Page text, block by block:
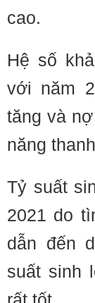
cao.
Hệ số
với năm
tăng và
năng
Tỷ suất
2021 do
dẫn đến
suất sinh